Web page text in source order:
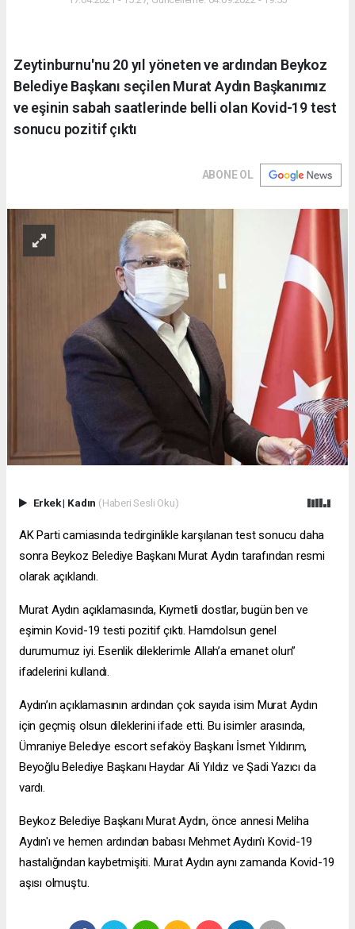
Zeytinburnu'nu 20 yıl yöneten ve ardından Beykoz
Belediye Başkanı seçilen Murat Aydın Başkanımız
ve eşinin sabah saatlerinde belli olan Kovid-19 test
sonucu pozitif çıktı
ABONE OL
Erkek| Kadın (Haberi Sesli Oku)
AK Parti camiasında tedirginlikle karşılanan test sonucu daha
sonra Beykoz Belediye Başkanı Murat Aydın tarafından resmi
olarak açıklandı.
Murat Aydın açıklamasında, Kıymetli dostlar, bugün ben ve
eşimin Kovid-19 testi pozitif çıktı. Hamdolsun genel
durumumuz iyi. Esenlik dileklerimle Allah’a emanet olun”
ifadelerini kullandı.
Aydın’ın açıklamasının ardından çok sayıda isim Murat Aydın
için geçmiş olsun dileklerini ifade etti. Bu isimler arasında,
Ümraniye Belediye escort sefaköyBaşkanı İsmet Yıldırım,
Beyoğlu Belediye Başkanı Haydar Ali Yıldız ve Şadi Yazıcı da
vardı.
Beykoz Belediye Başkanı Murat Aydın, önce annesi Meliha
Aydın'ı ve hemen ardından babası Mehmet Aydın'ı Kovid-19
hastalığından kaybetmişiti. Murat Aydın aynı zamanda Kovid-19
aşısı olmuştu.